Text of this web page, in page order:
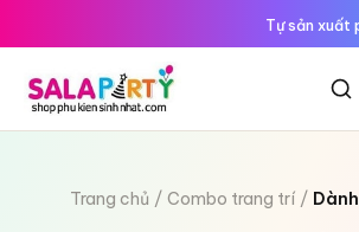
nội
dung
Tự sản xuất
Trang chủ Combo trang trí